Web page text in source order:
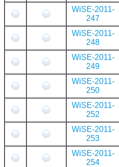
WiSE-2011-
247
WiSE-2011-
248
WiSE-2011-
249
WiSE-2011-
250
WiSE-2011-
252
WiSE-2011-
253
WiSE-2011-
254